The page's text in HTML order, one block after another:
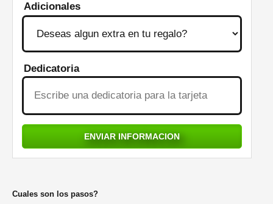
Adicionales
Dedicatoria
Cuales son los pasos?